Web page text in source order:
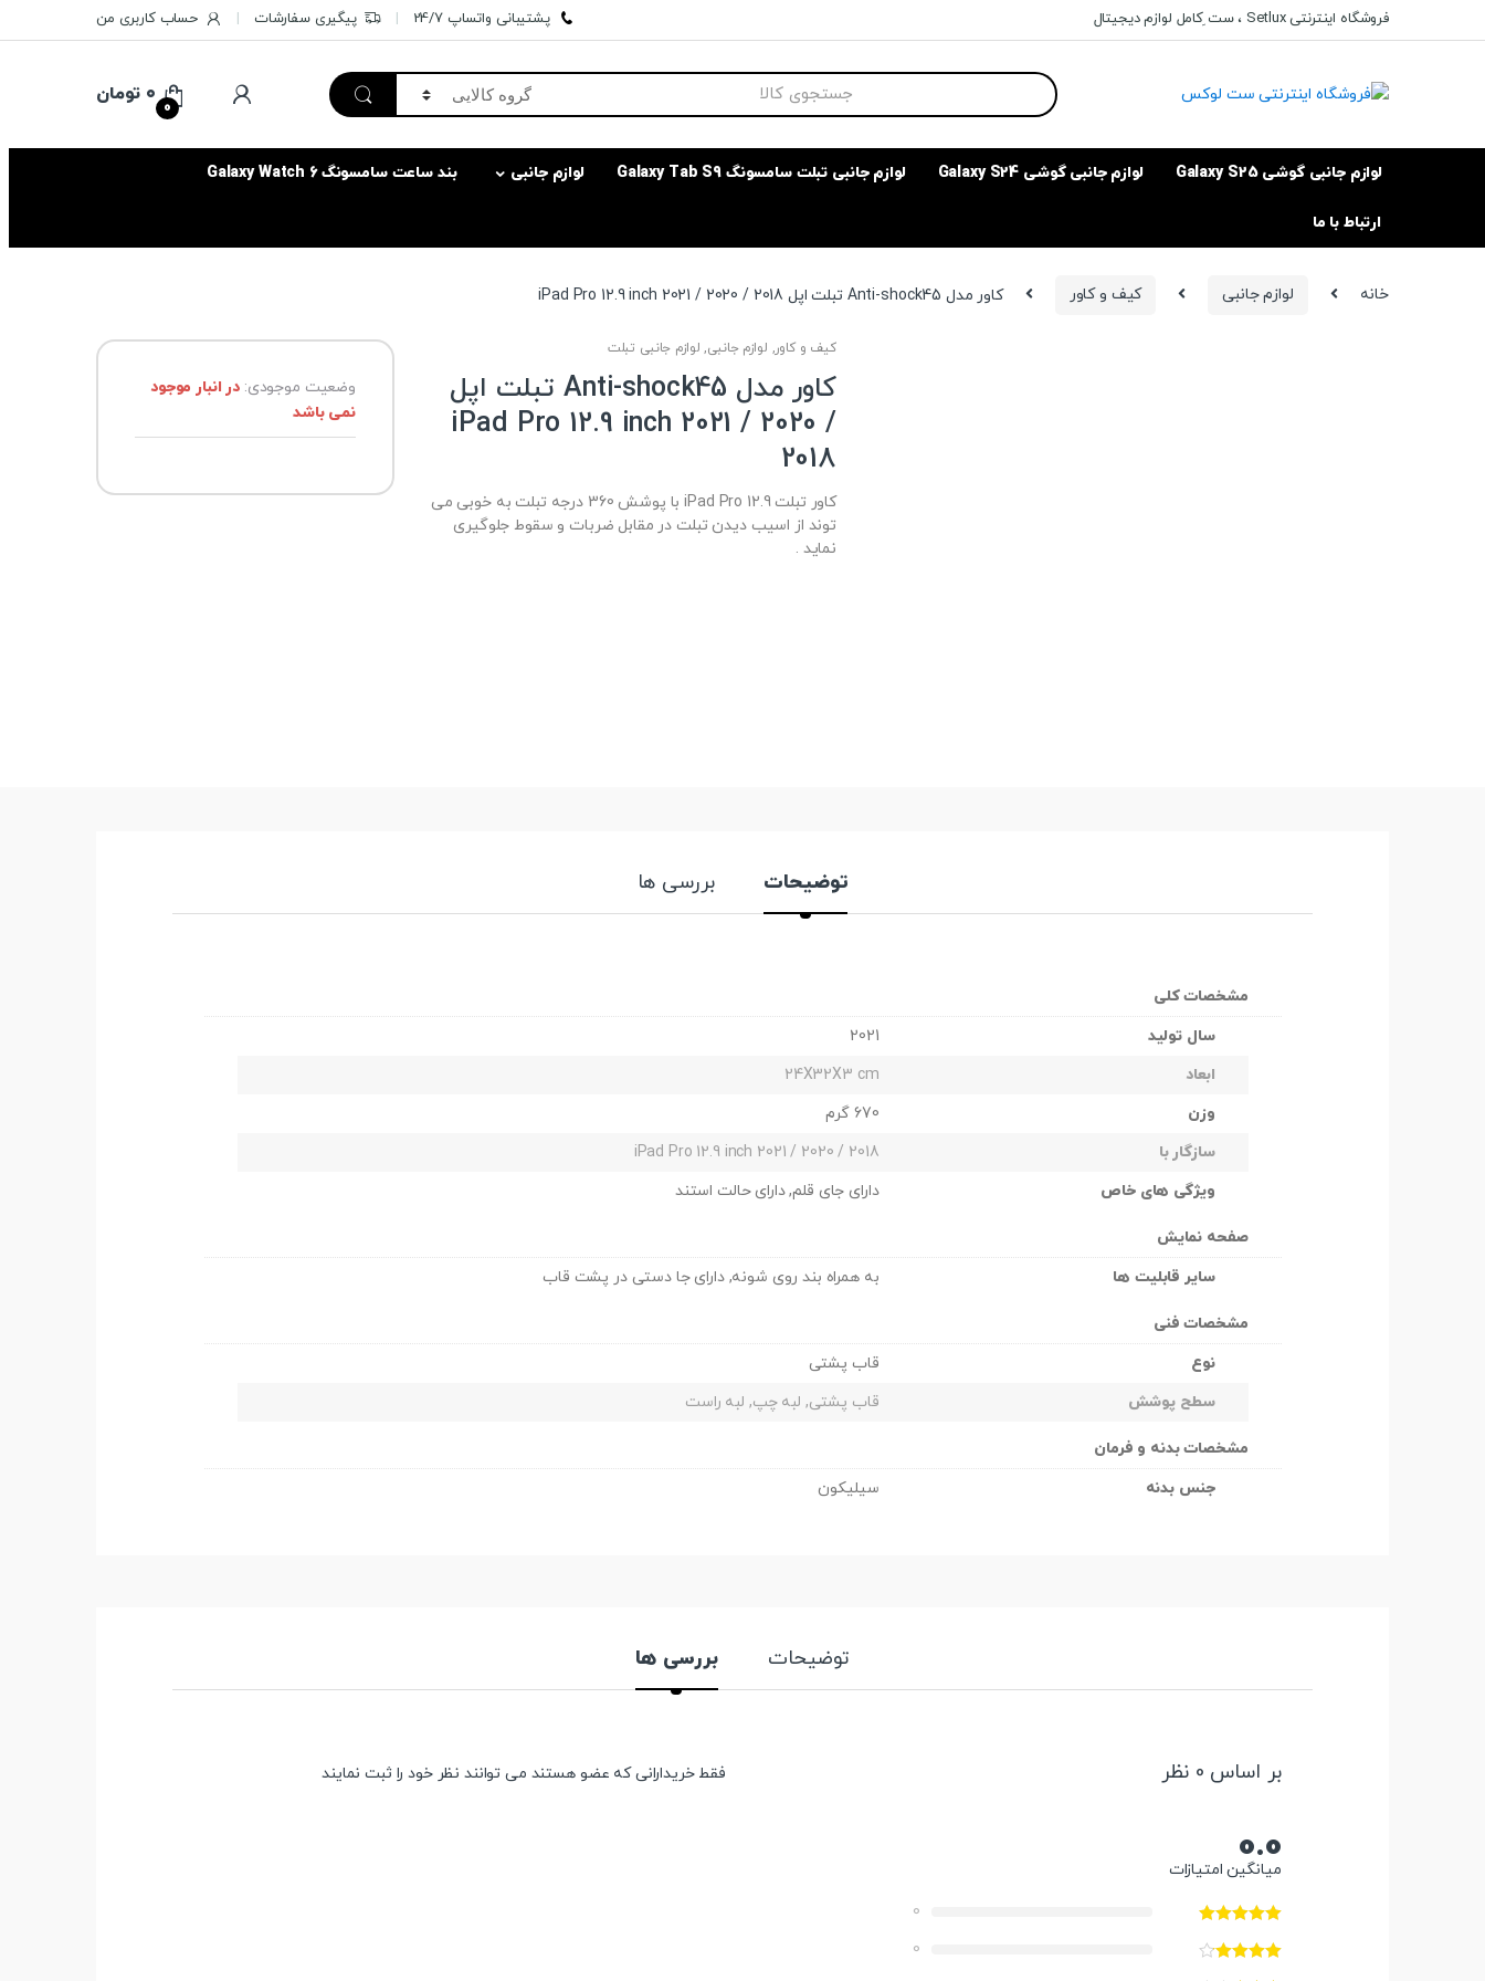
to
to
فروشگاه اینترنتی Setlux ، ست ِکامل لوازم دیجیتال پشتیبانی واتساپ 24/7 پیگیری سفارشات حساب کاربری من
Search
for:
0
۰ تومان
لوازم جانبی گوشی Galaxy S25 لوازم جانبی گوشی Galaxy S24 لوازم جانبی تبلت سامسونگ Galaxy Tab S9 لوازم جانبی بند ساعت سامسونگ Galaxy Watch 6
ارتباط با ما
خانه لوازم جانبی کیف و کاور کاور مدل Anti-shock45 تبلت اپل iPad Pro 12.9 inch 2021 / 2020 / 2018
کیف و کاور, لوازم جانبی, لوازم جانبی تبلت
کاور مدل Anti-shock45 تبلت اپل
iPad Pro 12.9 inch 2021 / 2020 /
2018
کاور تبلت iPad Pro 12.9 با پوشش 360 درجه تبلت به خوبی می
توند از اسیب دیدن تبلت در مقابل ضربات و سقوط جلوگیری
نماید .
وضعیت موجودی:در انبار موجود
نمی باشد
توضیحات بررسی ها
مشخصات کلی
سال تولید
2021
ابعاد
24X32X3 cm
وزن
670 گرم
سازگار با
iPad Pro 12.9 inch 2021 / 2020 / 2018
ویژگی های خاص
دارای جای قلم, دارای حالت استند
صفحه نمایش
سایر قابلیت ها
به همراه بند روی شونه, دارای جا دستی در پشت قاب
مشخصات فنی
نوع
قاب پشتی
سطح پوشش
قاب پشتی, لبه چپ, لبه راست
مشخصات بدنه و فرمان
جنس بدنه
سیلیکون
توضیحات بررسی ها
بر اساس 0 نظر
0.0
میانگین امتیازات
0
0
فقط خریدارانی که عضو هستند می توانند نظر خود را ثبت نمایند